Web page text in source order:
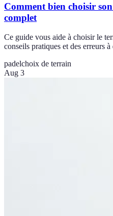
Comment bien choisir
complet
Ce guide vous aide à choisir le
conseils pratiques et des erreurs
padelchoix de terrain
Aug 3